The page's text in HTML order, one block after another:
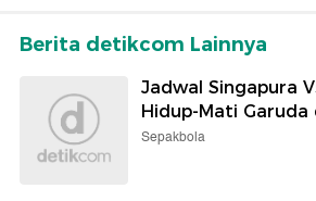
Berita detikcom Lainnya
Jadwal Singapura
Hidup-Mati Garuda
Sepakbola